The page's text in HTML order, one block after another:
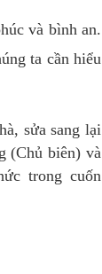
và bình an.
ta cần hiểu
sửa sang lại
(Chủ biên) và
trong cuốn